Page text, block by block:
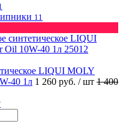
11
LIQUI MOLY
40 1л 1 260 руб. / шт 1 400